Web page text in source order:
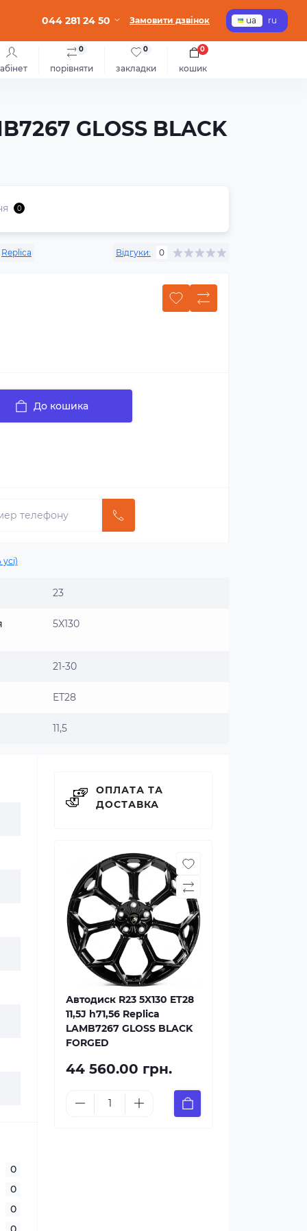
044 281 24 50 Замовити дзвінок ua ru
порівняти
0
закладки
0
кошик
0
GLOSS BLACK
0
Replica Відгуки: 0
До кошика
23
5X130
21-30
ET28
11,5
0
0
0
ОПЛАТА ТА
ДОСТАВКА
Автодиск R23 5X130 ET28
11,5J h71,56 Replica
LAMB7267 GLOSS BLACK
FORGED
44 560.00 грн.